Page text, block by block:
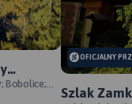
W
Bobolice;
OFICJALNY
Szlak